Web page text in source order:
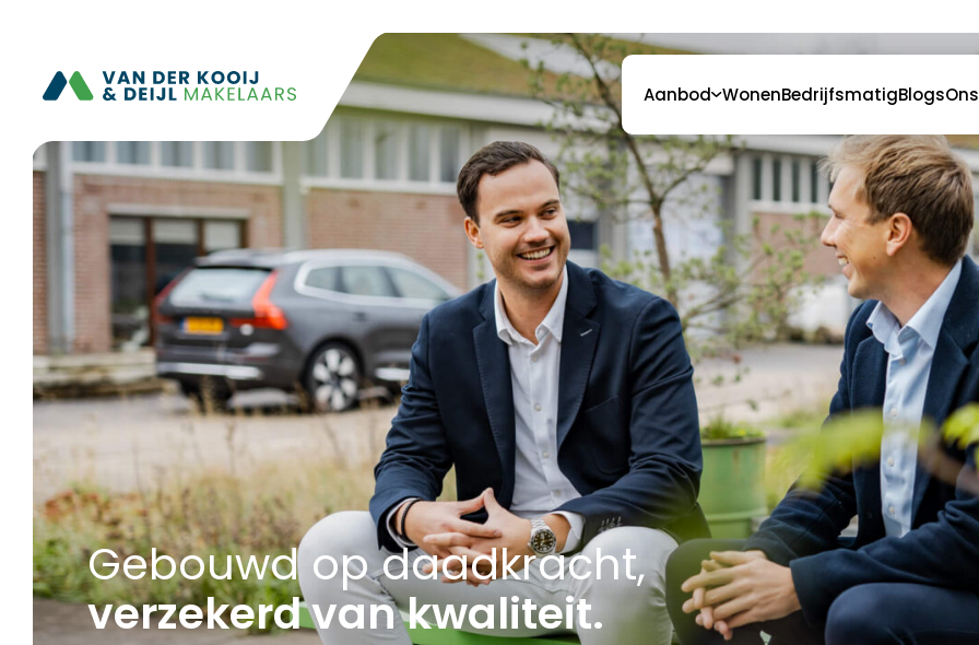
Aanbod WonenBedrijfsmatigBlogs
Gebouwd op daadkracht,
verzekerd van kwaliteit.